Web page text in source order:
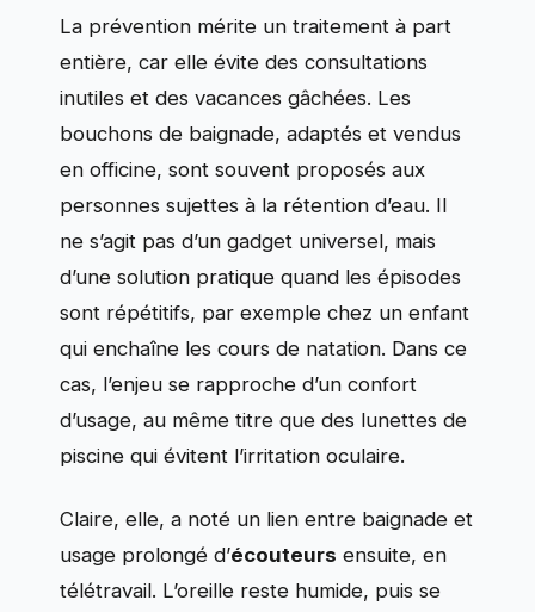
La prévention mérite un traitement à part
entière, car elle évite des consultations
inutiles et des vacances gâchées. Les
bouchons de baignade, adaptés et vendus
en officine, sont souvent proposés aux
personnes sujettes à la rétention d’eau. Il
ne s’agit pas d’un gadget universel, mais
d’une solution pratique quand les épisodes
sont répétitifs, par exemple chez un enfant
qui enchaîne les cours de natation. Dans ce
cas, l’enjeu se rapproche d’un confort
d’usage, au même titre que des lunettes de
piscine qui évitent l’irritation oculaire.
Claire, elle, a noté un lien entre baignade et
usage prolongé d’écouteurs ensuite, en
télétravail. L’oreille reste humide, puis se